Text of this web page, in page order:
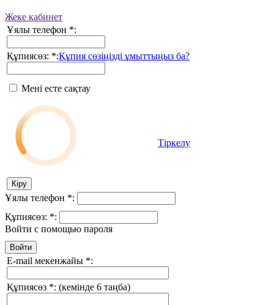
Жеке кабинет
Ұялы телефон *:
Құпиясөз: *:Құпия сөзіңізді ұмыттыңыз ба?
Мені есте сақтау
Тіркелу
Ұялы телефон *:
Құпиясөз: *:
Войти с помощью пароля
E-mail мекенжайы *:
Құпиясөз *: (кемінде 6 таңба)